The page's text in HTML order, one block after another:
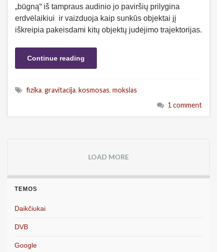
„būgną“ iš tampraus audinio jo paviršių prilygina
erdvėlaikiui ir vaizduoja kaip sunkūs objektai jį
iškreipia pakeisdami kitų objektų judėjimo trajektorijas.
Continue reading
fizika, gravitacija, kosmosas, mokslas
1 comment
LOAD MORE
TEMOS
Daikčiukai
DVB
Google